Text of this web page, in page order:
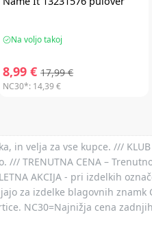
Na voljo takoj
8,99 € 17,99 €
NC30*: 14,39 €
in velja za vse kupce. ///
CENA –
AKCIJA - pri izdelkih
za izdelke blagovnih znamk
NC30=Najnižja cena